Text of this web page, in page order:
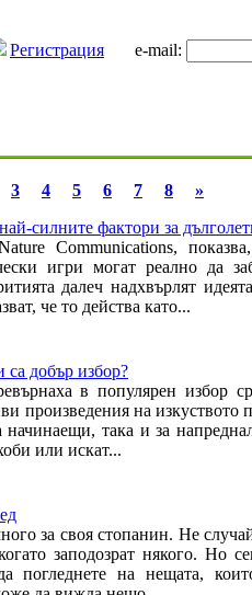
Регистрация e-mail:
3 4 5 6 7 8
»
силните фактори за
Communications,
игри могат реално да
далеч надхвърлят
че то действа като...
добър избор?
в популярен избор
произведения на изкуството
така и за
или искат...
за своя стопанин. Не
заподозрат някого. Но
погледнете на нещата,